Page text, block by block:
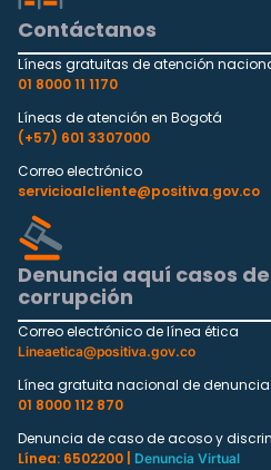
Contáctanos
Líneas gratuitas de atención
01 8000 11 1170
Líneas de atención en Bogotá
(+57) 601 3307000
Correo electrónico
servicioalcliente@positiva.gov.co
Denuncia aquí casos
corrupción
Correo electrónico de línea ética
Lineaetica@positiva.gov.co
Línea gratuita nacional de denuncia
01 8000 112 870
Denuncia de caso de acoso y
Línea: 6502200 |
Denuncia Virtual